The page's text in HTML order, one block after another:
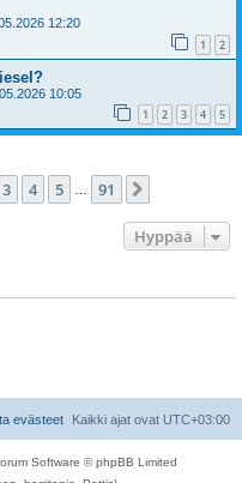
12:20
1 2
10:05
1 2 3 4 5
3 4 5 91
Hyppää
Kaikki ajat ovat UTC+03:00
evästeet
Software © phpBB Limited